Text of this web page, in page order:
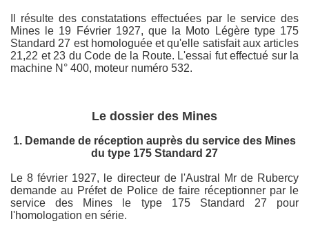
Il résulte des constatations effectuées par le service des
Mines le 19 Février 1927, que la Moto Légère type 175
Standard 27 est homologuée et qu'elle satisfait aux articles
21,22 et 23 du Code de la Route. L'essai fut effectué sur la
machine N° 400, moteur numéro 532.
Le dossier des Mines
1. Demande de réception auprès du service des Mines
du type 175 Standard 27
Le 8 février 1927, le directeur de l'Austral Mr de Rubercy
demande au Préfet de Police de faire réceptionner par le
service des Mines le type 175 Standard 27 pour
l'homologation en série.